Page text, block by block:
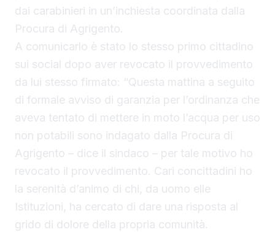
dai carabinieri in un’inchiesta coordinata dalla
Procura di Agrigento.
A comunicarlo è stato lo stesso primo cittadino
sui social dopo aver revocato il provvedimento
da lui stesso firmato: “Questa mattina a seguito
di formale avviso di garanzia per l’ordinanza che
aveva tentato di mettere in moto l’acqua per uso
non potabili sono indagato dalla Procura di
Agrigento – dice il sindaco – per tale motivo ho
revocato il provvedimento. Cari concittadini ho
la serenità d’animo di chi, da uomo elle
Istituzioni, ha cercato di dare una risposta al
grido di dolore della propria comunità.